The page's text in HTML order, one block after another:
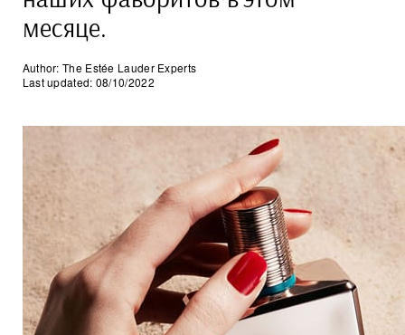
месяце.
Author: The Estée Lauder Experts
Last updated: 08/10/2022